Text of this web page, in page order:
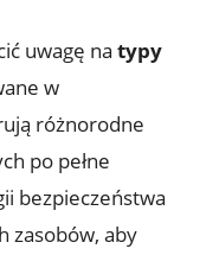
uwagę na typy
⁣w
różnorodne
po pełne
bezpieczeństwa
zasobów, aby